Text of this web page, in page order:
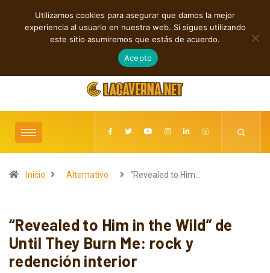
TENDENCIAS
Indie, rap y pop: cuatro lanzamientos independientes destacados
agosto 7, 2026
Inicio Alternativo “Revealed to Him…
“Revealed to Him in the Wild” de
Until They Burn Me: rock y
redención interior
Utilizamos cookies para asegurar que damos la mejor
experiencia al usuario en nuestra web. Si sigues utilizando
este sitio asumiremos que estás de acuerdo.
Acepto